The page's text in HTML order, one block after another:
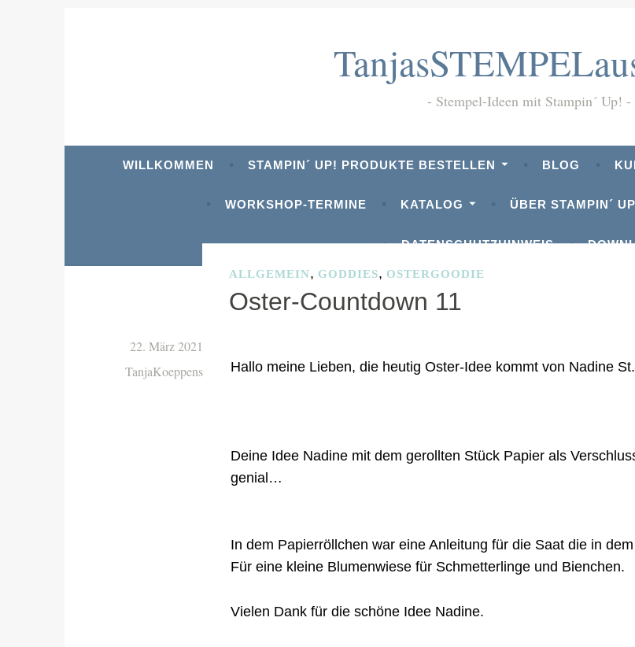
Stempel-Ideen mit Stampin´ Up!
WILLKOMMEN STAMPIN´ UP! PRODUKTE BESTELLEN BLOG
WORKSHOP-TERMINE KATALOG ÜBER STAMPIN´
DATENSCHUTZHINWEIS
ALLGEMEIN, GODDIES, OSTERGOODIE
Oster-Countdown 11
22. März 2021
TanjaKoeppens
Hallo meine Lieben, die heutig Oster-Idee kommt von Nadine St.
Deine Idee Nadine mit dem gerollten Stück Papier als
genial…
In dem Papierröllchen war eine Anleitung für die Saat die in
Für eine kleine Blumenwiese für Schmetterlinge und Bienchen.
Vielen Dank für die schöne Idee Nadine.